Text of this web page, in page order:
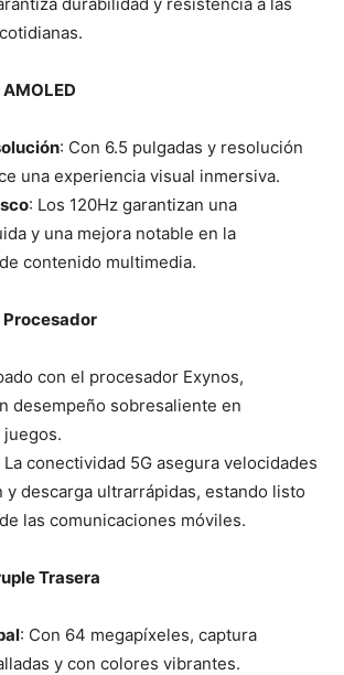
: Con 6.5 pulgadas y resolución
una experiencia visual inmersiva.
: Los 120Hz garantizan una
y una mejora notable en la
contenido multimedia.
Procesador
con el procesador Exynos,
desempeño sobresaliente en
La conectividad 5G asegura velocidades
y descarga ultrarrápidas, estando listo
las comunicaciones móviles.
Trasera
: Con 64 megapíxeles, captura
y con colores vibrantes.